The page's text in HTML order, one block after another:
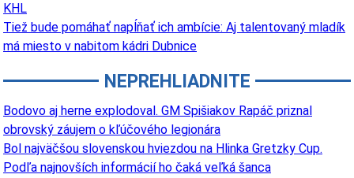
KHL
Tiež bude pomáhať napĺňať ich ambície: Aj talentovaný mladík
má miesto v nabitom kádri Dubnice
NEPREHLIADNITE
Bodovo aj herne explodoval. GM Spišiakov Rapáč priznal
obrovský záujem o kľúčového legionára
Bol najväčšou slovenskou hviezdou na Hlinka Gretzky Cup.
Podľa najnovších informácií ho čaká veľká šanca